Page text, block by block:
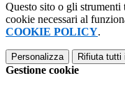
Questo sito o gli
cookie necessari al
COOKIE POLICY.
Personalizza Rifiuta tutti
Gestione cookie